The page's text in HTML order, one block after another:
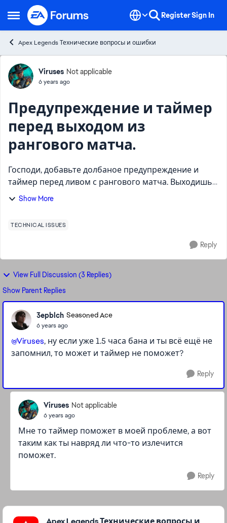
Open Side Menu
Skip to content RegisterSign In
Apex Legends Технические вопросы и ошибки
Forum Discussion
Viruses Not applicable
6 years ago
Предупреждение и таймер
перед выходом из
рангового матча.
Господи, добавьте долбаное предупреждение и
таймер перед ливом с рангового матча. Выходишь
по ошибке, когда команда тебя бросила, и тебя даже
Show More
TECHNICAL ISSUES
Reply
View Full Discussion (3 Replies)
Show Parent Replies
3epblch Seasoned Ace
6 years ago
@Viruses, ну если уже 1.5 часа бана и ты всё ещё не
запомнил, то может и таймер не поможет?
Reply
Viruses Not applicable
6 years ago
Мне то таймер поможет в моей проблеме, а вот
таким как ты навряд ли что-то излечится
поможет.
Reply
Featured Places